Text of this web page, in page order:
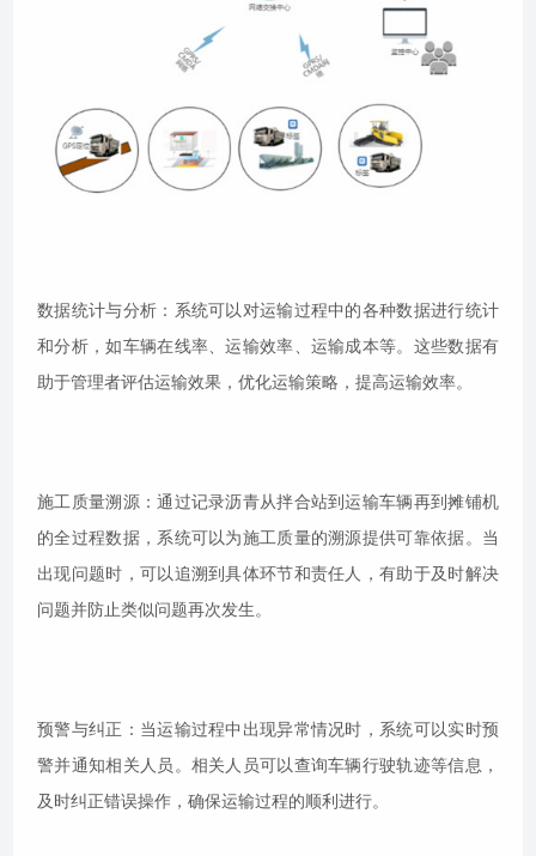
数据统计与分析：系统可以对运输过程中的各种数据进行统计
和分析，如车辆在线率、运输效率、运输成本等。这些数据有
助于管理者评估运输效果，优化运输策略，提高运输效率。
施工质量溯源：通过记录沥青从拌合站到运输车辆再到摊铺机
的全过程数据，系统可以为施工质量的溯源提供可靠依据。当
出现问题时，可以追溯到具体环节和责任人，有助于及时解决
问题并防止类似问题再次发生。
预警与纠正：当运输过程中出现异常情况时，系统可以实时预
警并通知相关人员。相关人员可以查询车辆行驶轨迹等信息，
及时纠正错误操作，确保运输过程的顺利进行。